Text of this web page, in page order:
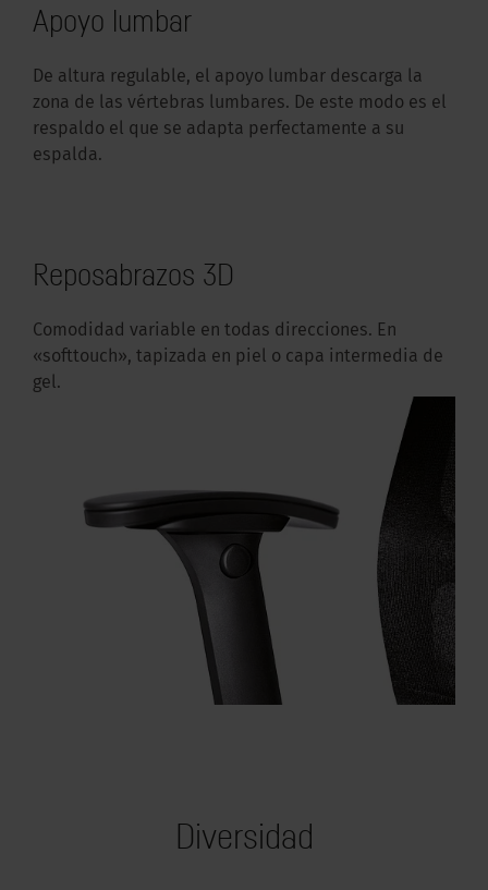
Apoyo lumbar
De altura regulable, el apoyo lumbar descarga la
zona de las vértebras lumbares. De este modo es el
respaldo el que se adapta perfectamente a su
espalda.
Reposabrazos 3D
Comodidad variable en todas direcciones. En
«softtouch», tapizada en piel o capa intermedia de
gel.
Diversidad